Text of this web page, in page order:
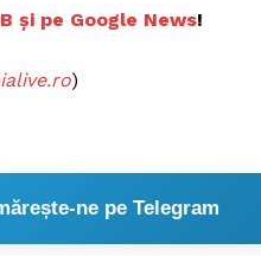
și pe Google News!
)
ne pe Telegram